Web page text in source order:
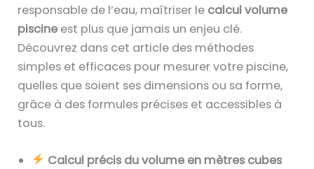
responsable de l’eau, maîtriser le calcul volume
piscine est plus que jamais un enjeu clé.
Découvrez dans cet article des méthodes
simples et efficaces pour mesurer votre piscine,
quelles que soient ses dimensions ou sa forme,
grâce à des formules précises et accessibles à
tous.
Calcul précis du volume en mètres cubes